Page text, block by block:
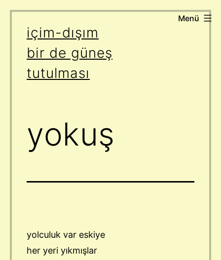
geç
içim-dışım
bir de güneş
tutulması
Menü
yokuş
yolculuk var eskiye
her yeri yıkmışlar